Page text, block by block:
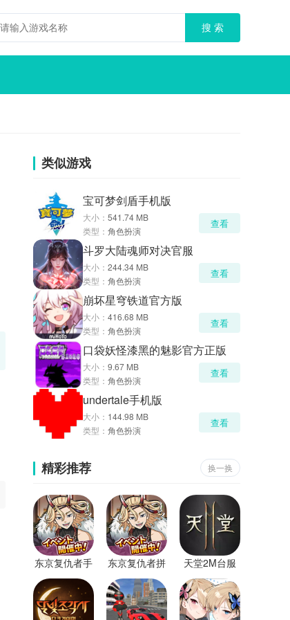
类似游戏
宝可梦剑盾手机版
大小： 541.74 MB
类型： 角色扮演
查看
斗罗大陆魂师对决官服
大小： 244.34 MB
类型： 角色扮演
查看
崩坏星穹铁道官方版
大小： 416.68 MB
类型： 角色扮演
查看
口袋妖怪漆黑的魅影官方正版
大小： 9.67 MB
类型： 角色扮演
查看
undertale手机版
大小： 144.98 MB
类型： 角色扮演
查看
精彩推荐 换一换
东京复仇者手
游
东京复仇者拼
图复仇手游
天堂2M台服
最新版